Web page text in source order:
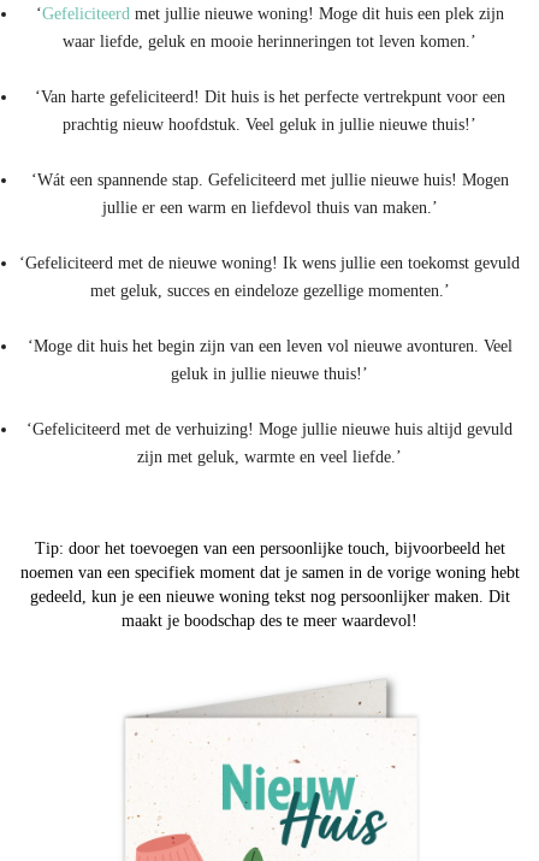
‘Gefeliciteerdmet jullie nieuwe woning! Moge dit huis een plek zijn
waar liefde, geluk en mooie herinneringen tot leven komen.’
‘Van harte gefeliciteerd! Dit huis is het perfecte vertrekpunt voor een
prachtig nieuw hoofdstuk. Veel geluk in jullie nieuwe thuis!’
‘Wát een spannende stap. Gefeliciteerd met jullie nieuwe huis! Mogen
jullie er een warm en liefdevol thuis van maken.’
‘Gefeliciteerd met de nieuwe woning! Ik wens jullie een toekomst gevuld
met geluk, succes en eindeloze gezellige momenten.’
‘Moge dit huis het begin zijn van een leven vol nieuwe avonturen. Veel
geluk in jullie nieuwe thuis!’
‘Gefeliciteerd met de verhuizing! Moge jullie nieuwe huis altijd gevuld
zijn met geluk, warmte en veel liefde.’
Tip: door het toevoegen van een persoonlijke touch, bijvoorbeeld het
noemen van een specifiek moment dat je samen in de vorige woning hebt
gedeeld, kun je een nieuwe woning tekst nog persoonlijker maken. Dit
maakt je boodschap des te meer waardevol!